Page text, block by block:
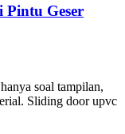
Pintu Geser
soal tampilan,
Sliding door upvc